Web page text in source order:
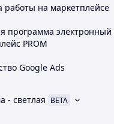
работы на маркетплейсе
программа электронный
PROM
Google Ads
- светлая BETA